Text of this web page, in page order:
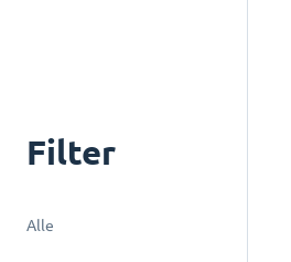
Filter
Alle